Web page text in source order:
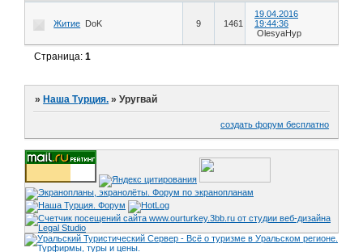
Житие DoK 9 1461
19.04.2016
19:44:36
OlesyaHyp
Страница:1
»Наша Турция. »Уругвай
создать форум бесплатно